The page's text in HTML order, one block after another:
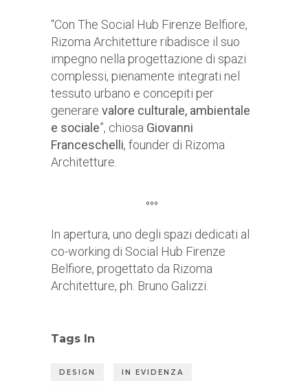
“Con The Social Hub Firenze Belfiore,
Rizoma Architetture ribadisce il suo
impegno nella progettazione di spazi
complessi, pienamente integrati nel
tessuto urbano e concepiti per
generare valore culturale, ambientale
e sociale”, chiosa Giovanni
Franceschelli, founder di Rizoma
Architetture.
°°°
In apertura, uno degli spazi dedicati al
co-working di Social Hub Firenze
Belfiore, progettato da Rizoma
Architetture, ph. Bruno Galizzi.
Tags In
DESIGN IN EVIDENZA